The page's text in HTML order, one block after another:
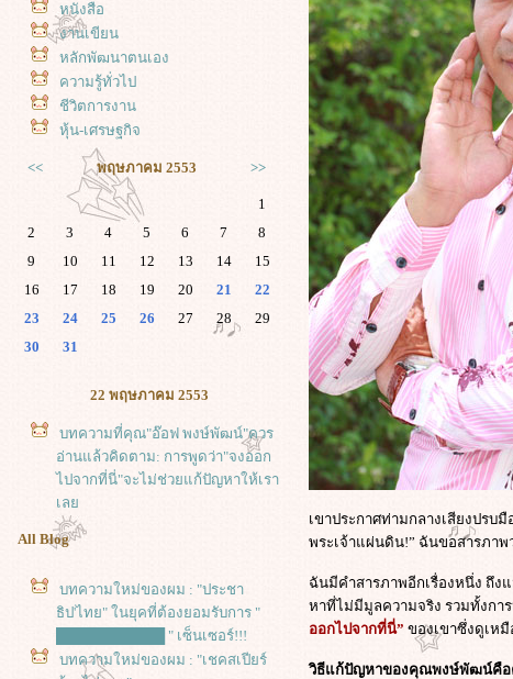
หนังสือ
งานเขียน
หลักพัฒนาตนเอง
ความรู้ทั่วไป
ชีวิตการงาน
หุ้น-เศรษฐกิจ
<< พฤษภาคม 2553 >>
1
2
3 4 5 6 7
8
9
10 11 12 13 14
15
16
17 18 19 20 21
22
23
24 25 26 27 28
29
30
31
22 พฤษภาคม 2553
บทความที่คุณ"อ๊อฟ พงษ์พัฒน์"ควร
อ่านแล้วคิดตาม: การพูดว่า"จงออก
ไปจากที่นี่"จะไม่ช่วยแก้ปัญหาให้เรา
เล
All Blog
บทความใหม่ของผม : "ประชา
ธิป'ไทย" ในยุคที่ต้องยอมรับการ "
███████████ " เซ็นเซอร์!!!
บทความใหม่ของผม : "เชคสเปียร์
เขาประกาศท่ามกลางเสียงปร
พระเจ้าแผ่นดิน!” ฉันขอสารภา
ฉันมีคำสารภาพอีกเรื่องหนึ่ง ถึ
หาที่ไม่มีมูลความจริง รวมทั้งก
ออกไปจากที่นี่” ของเขาซึ่งดูเห
วิธีแก้ปัญหาของคุณพงษ์พัฒน์คือค